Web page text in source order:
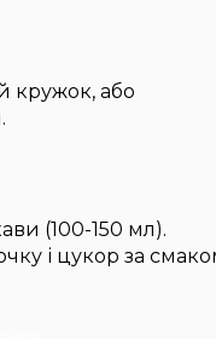
кружок, або
(100-150 мл).
і цукор за